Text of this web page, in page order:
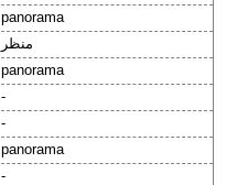
panorama
منظر
panorama
-
-
panorama
-